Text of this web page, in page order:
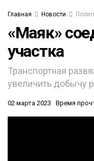
Главная Новости
«Маяк»
участка
Транспортная
увеличить добычу
02 марта 2023 Время